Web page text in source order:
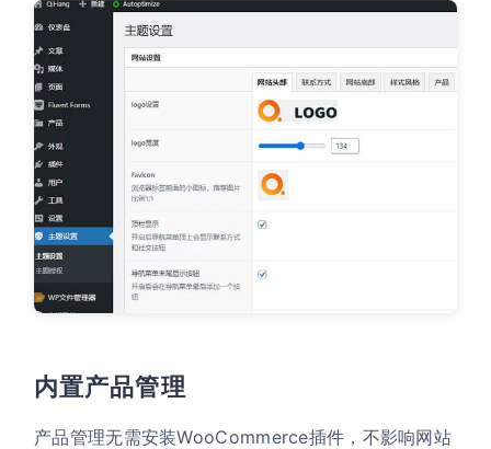
内置产品管理
产品管理无需安装WooCommerce插件，不影响网站